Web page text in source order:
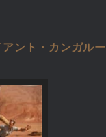
アント・カンガル